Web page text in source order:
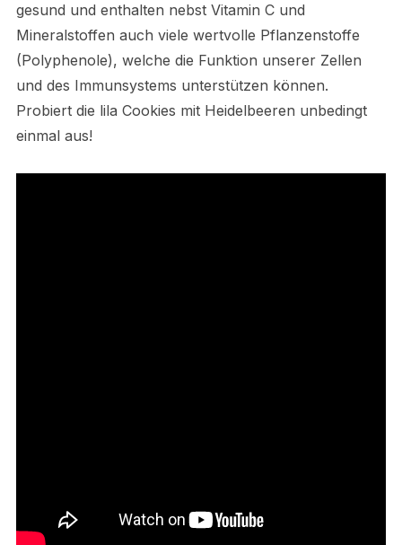
gesund und enthalten nebst Vitamin C und
Mineralstoffen auch viele wertvolle Pflanzenstoffe
(Polyphenole), welche die Funktion unserer Zellen
und des Immunsystems unterstützen können.
Probiert die lila Cookies mit Heidelbeeren unbedingt
einmal aus!